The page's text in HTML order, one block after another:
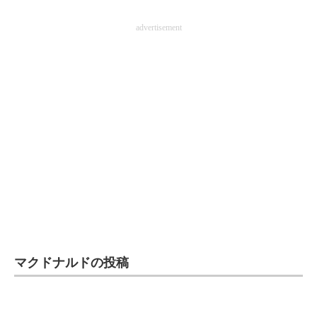
企業向けIT製品の総合サイト
ちょっと気になるネットの話題
advertisement
マクドナルドの投稿